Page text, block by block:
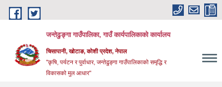
Skip to main content
जन्तेढुङ्गा गाउँपालिका, गाउँ कार्यपालिकाको कार्यालय
चिसापानी, खोटाङ, कोशी प्रदेश, नेपाल
"कृषि, पर्यटन र पुर्वाधार, जन्तेढुङ्गा गाउँपालिकाको समृद्धि र
विकासको मुल आधार"